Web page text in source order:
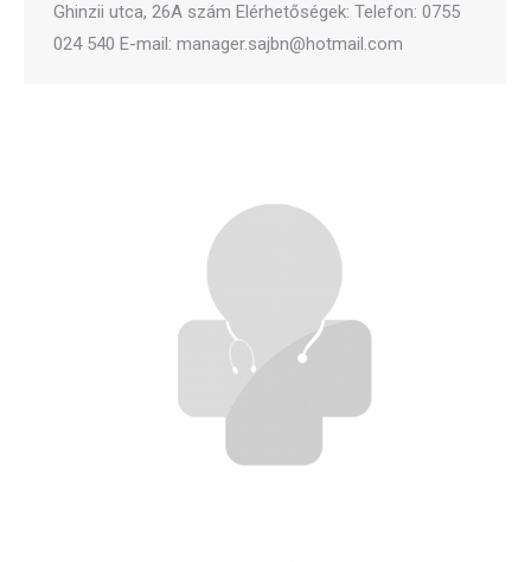
Ghinzii utca, 26A szám Elérhetőségek: Telefon: 0755
024 540 E-mail: manager.sajbn@hotmail.com